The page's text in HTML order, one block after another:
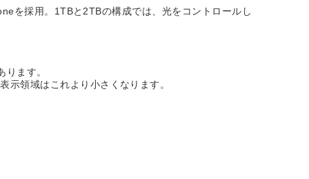
を採用。1TBと2TBの構成では、光をコントロールし
ます。
領域はこれより小さくなります。